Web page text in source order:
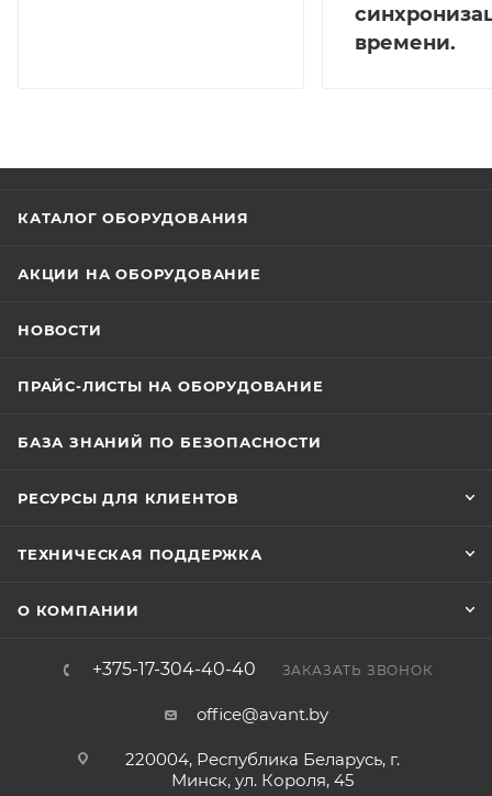
времени.
КАТАЛОГ ОБОРУДОВАНИЯ
АКЦИИ НА ОБОРУДОВАНИЕ
НОВОСТИ
ПРАЙС-ЛИСТЫ НА ОБОРУДОВАНИЕ
БАЗА ЗНАНИЙ ПО БЕЗОПАСНОСТИ
РЕСУРСЫ ДЛЯ КЛИЕНТОВ
ТЕХНИЧЕСКАЯ ПОДДЕРЖКА
О КОМПАНИИ
+375-17-304-40-40 ЗАКАЗАТЬ ЗВОНОК
office@avant.by
220004, Республика Беларусь, г.
Минск, ул. Короля, 45